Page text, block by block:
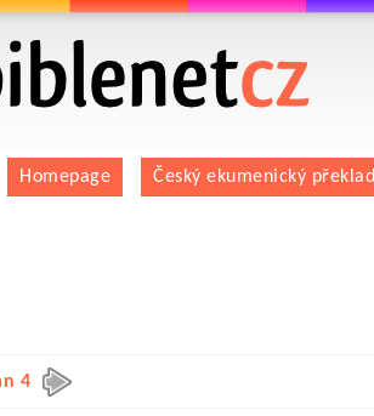
| bible online | český ekumenický překlad
Homepage Český ekumenický překlad
4